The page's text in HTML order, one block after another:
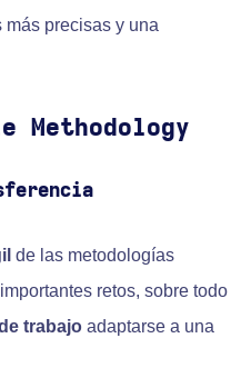
precisas y una
Methodology
de las metodologías
retos, sobre todo
trabajo adaptarse a una